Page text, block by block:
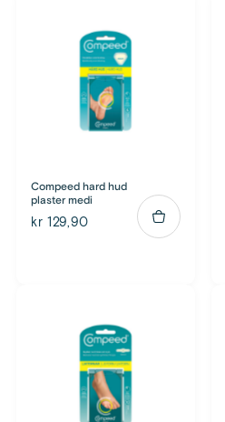
Compeed hard hud
plaster medi
kr 129,90